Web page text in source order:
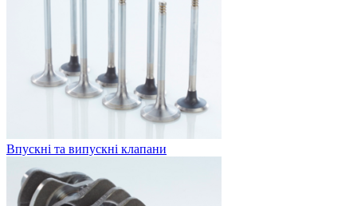
Впускні та випускні клапани